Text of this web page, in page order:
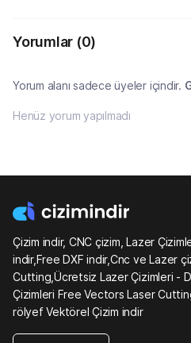
Yorumlar (0)
Yorum alanı sadece üyeler içindir.
Henüz yorum yapılmadı
Çizim indir, CNC çizim, Lazer
indir,Free DXF indir,Cnc ve Lazer
Cutting,Ücretsiz Lazer Çizimleri -
Çizimleri Free Vectors Laser
rölyef Vektörel Çizim indir